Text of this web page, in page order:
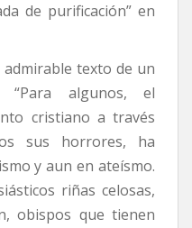
de purificación” en
texto de un
“Para algunos, el
cristiano a través
sus horrores, ha
y aun en ateísmo.
riñas celosas,
obispos que tienen